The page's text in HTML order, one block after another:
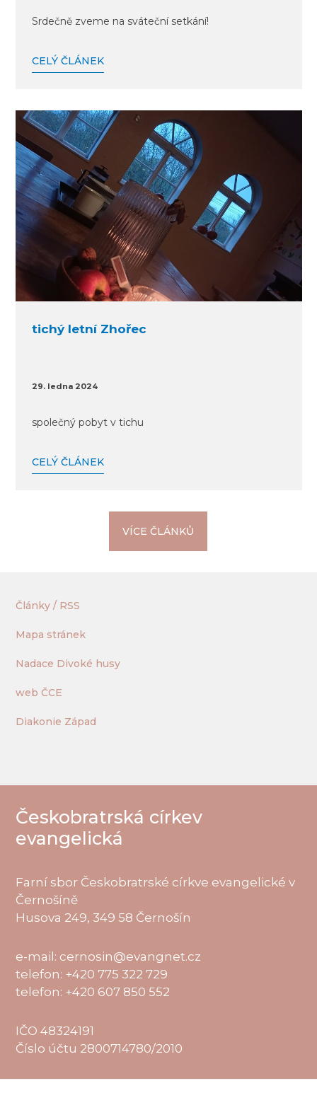
Srdečně zveme na sváteční setkání!
CELÝ ČLÁNEK
tichý letní Zhořec
29. ledna 2024
společný pobyt v tichu
CELÝ ČLÁNEK
VÍCE ČLÁNKŮ
Články / RSS
Mapa stránek
Nadace Divoké husy
web ČCE
Diakonie Západ
Českobratrská církev
evangelická
Farní sbor Českobratrské církve evangelické v
Černošíně
Husova 249, 349 58 Černošín
e-mail: cernosin@evangnet.cz
telefon: +420 775 322 729
telefon: +420 607 850 552
IČO 48324191
Číslo účtu 2800714780/2010